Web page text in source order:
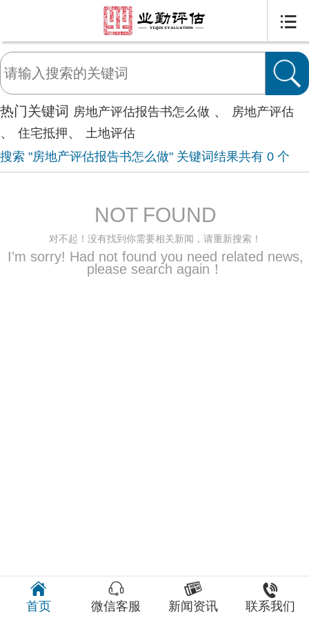

热门关键词 房地产评估报告书怎么做 、 房地产评估
、 住宅抵押、
土地评估
搜索 "房地产评估报告书怎么做" 关键词结果共有 0 个
NOT FOUND
对不起！没有找到你需要相关新闻，请重新搜索！
I'm sorry! Had not found you need related news,
please search again！

首页

微信客服

新闻资讯

联系我们